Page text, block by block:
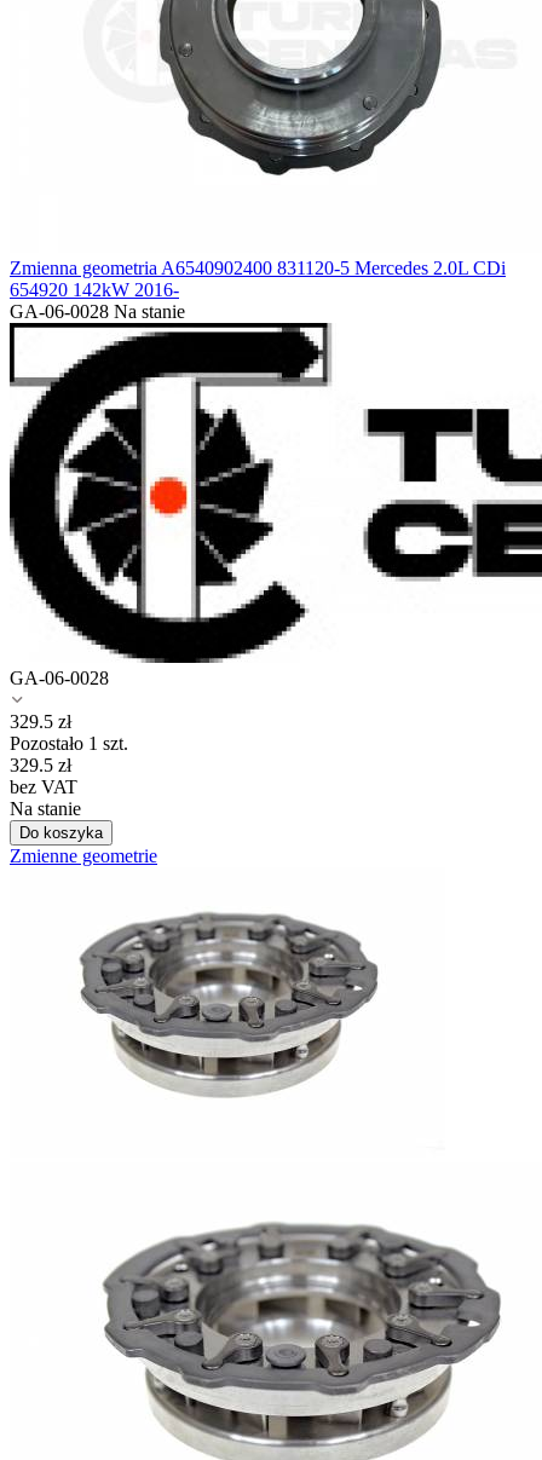
Zmienna geometria A6540902400 831120-5 Mercedes 2.0L CDi
654920 142kW 2016-
GA-06-0028 Na stanie
GA-06-0028
329.5 zł
Pozostało 1 szt.
329.5 zł
bez VAT
Na stanie
Do koszyka
Zmienne geometrie